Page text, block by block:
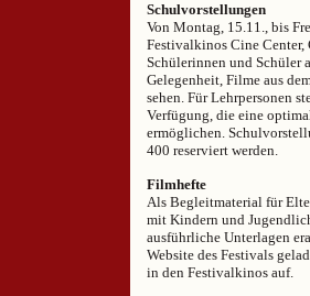
Schulvorstellungen
Von Montag, 15.11., bis
Festivalkinos Cine
Schülerinnen und Schüler
Gelegenheit, Filme aus
sehen. Für Lehrpersonen
Verfügung, die eine
ermöglichen.
400 reserviert werden.
Filmhefte
Als Begleitmaterial für
mit Kindern und
ausführliche Unterlagen
Website des Festivals
in den Festivalkinos auf.